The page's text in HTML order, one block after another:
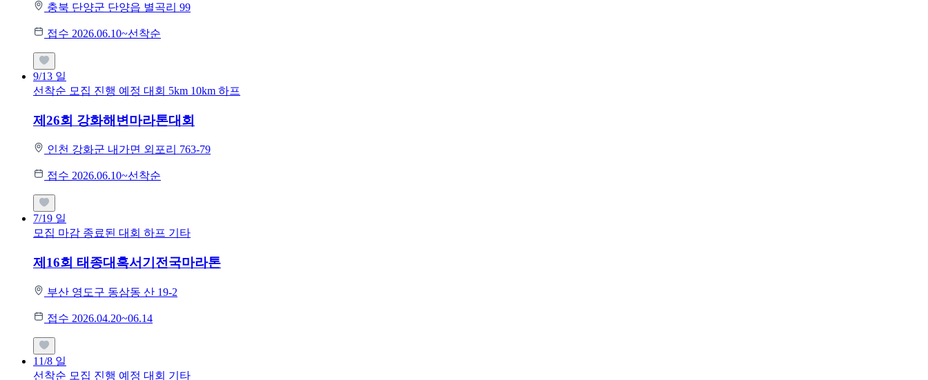
충북 단양군 단양읍 별곡리 99
접수 2026.06.10~선착순
9/13 일
선착순 모집 진행 예정 대회 5km 10km 하프
제26회 강화해변마라톤대회
인천 강화군 내가면 외포리 763-79
접수 2026.06.10~선착순
7/19 일
모집 마감 종료된 대회 하프 기타
제16회 태종대혹서기전국마라톤
부산 영도구 동삼동 산 19-2
접수 2026.04.20~06.14
11/8 일
선착순 모집 진행 예정 대회 기타